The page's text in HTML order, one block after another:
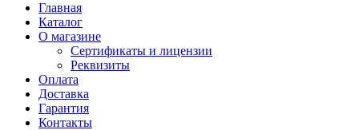
Главная
Каталог
О магазине
Сертификаты и лицензии
Реквизиты
Оплата
Доставка
Гарантия
Контакты